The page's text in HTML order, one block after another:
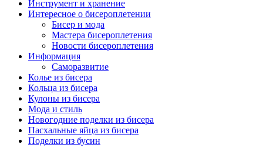
Инструмент и хранение
Интересное о бисероплетении
Бисер и мода
Мастера бисероплетения
Новости бисероплетения
Информация
Саморазвитие
Колье из бисера
Кольца из бисера
Кулоны из бисера
Мода и стиль
Новогодние поделки из бисера
Пасхальные яйца из бисера
Поделки из бусин